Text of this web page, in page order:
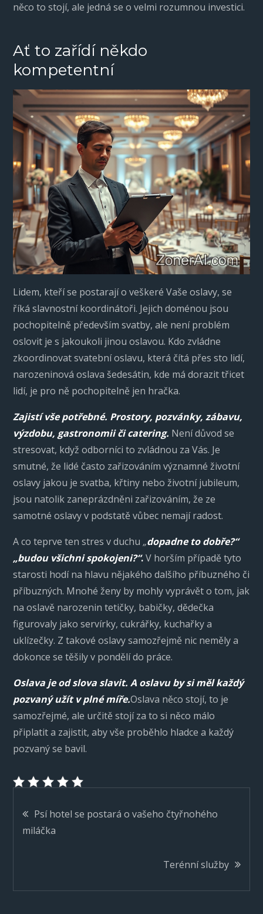
něco to stojí, ale jedná se o velmi rozumnou investici.
Ať to zařídí někdo
kompetentní
Lidem, kteří se postarají o veškeré Vaše oslavy, se
říká slavnostní koordinátoři. Jejich doménou jsou
pochopitelně především svatby, ale není problém
oslovit je s jakoukoli jinou oslavou. Kdo zvládne
zkoordinovat svatební oslavu, která čítá přes sto lidí,
narozeninová oslava šedesátin, kde má dorazit třicet
lidí, je pro ně pochopitelně jen hračka.
Zajistí vše potřebné. Prostory, pozvánky, zábavu,
výzdobu, gastronomii či catering. Není důvod se
stresovat, když odborníci to zvládnou za Vás. Je
smutné, že lidé často zařizováním významné životní
oslavy jakou je svatba, křtiny nebo životní jubileum,
jsou natolik zaneprázdněni zařizováním, že ze
samotné oslavy v podstatě vůbec nemají radost.
A co teprve ten stres v duchu „dopadne to dobře?“
„budou všichni spokojeni?“.V horším případě tyto
starosti hodí na hlavu nějakého dalšího příbuzného či
příbuzných. Mnohé ženy by mohly vyprávět o tom, jak
na oslavě narozenin tetičky, babičky, dědečka
figurovaly jako servírky, cukrářky, kuchařky a
uklízečky. Z takové oslavy samozřejmě nic neměly a
dokonce se těšily v pondělí do práce.
Oslava je od slova slavit. A oslavu by si měl každý
pozvaný užít v plné míře.Oslava něco stojí, to je
samozřejmé, ale určitě stojí za to si něco málo
připlatit a zajistit, aby vše proběhlo hladce a každý
pozvaný se bavil.
Navigace
pro
Psí hotel se postará o vašeho čtyřnohého
miláčka
Terénní služby